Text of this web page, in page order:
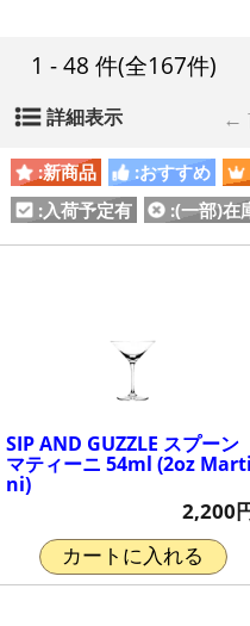
1 - 48 件(全167件)
詳細表示 ←
:新商品 :おすすめ
:入荷予定有
:(一部)在
SIP AND GUZZLE スプーン
マティーニ 54ml (2oz Marti
ni)
2,200
カートに入れる